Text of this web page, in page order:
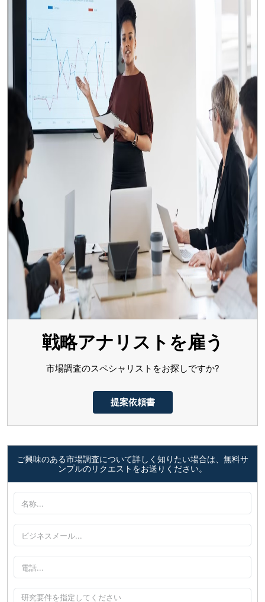
戦略アナリストを雇う
市場調査のスペシャリストをお探しですか?
提案依頼書
ご興味のある市場調査について詳しく知りたい場合は、無料サ
ンプルのリクエストをお送りください。